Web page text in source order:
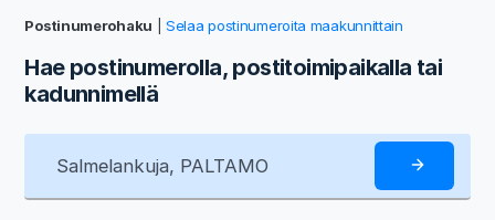
Postinumerohaku |Selaa postinumeroita maakunnittain
Hae postinumerolla, postitoimipaikalla tai
kadunnimellä